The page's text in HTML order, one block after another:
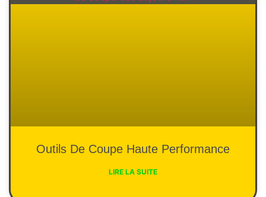
Outils De Coupe Haute Performance
LIRE LA SUITE